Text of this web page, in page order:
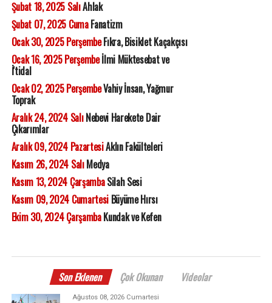
Şubat 18, 2025 SalıAhlak
Şubat 07, 2025 CumaFanatizm
Ocak 30, 2025 PerşembeFıkra, Bisiklet Kaçakçısı
Ocak 16, 2025 Perşembeİlmi Müktesebat ve
İ'tidal
Ocak 02, 2025 PerşembeVahiy İnsan, Yağmur
Toprak
Aralık 24, 2024 SalıNebevi Harekete Dair
Çıkarımlar
Aralık 09, 2024 PazartesiAklın Fakülteleri
Kasım 26, 2024 SalıMedya
Kasım 13, 2024 ÇarşambaSilah Sesi
Kasım 09, 2024 CumartesiBüyüme Hırsı
Ekim 30, 2024 ÇarşambaKundak ve Kefen
Son Eklenen Çok Okunan Videolar
Ağustos 08, 2026 Cumartesi